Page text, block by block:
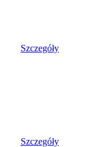
Szczegóły
Szczegóły